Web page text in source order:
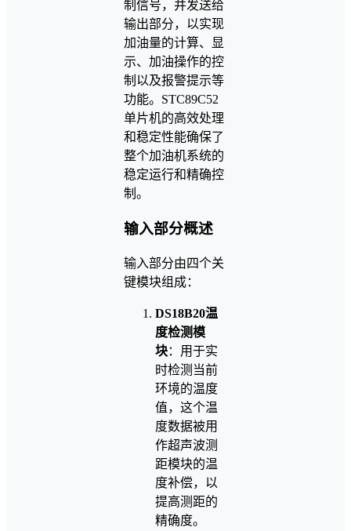
制信号，并发送给
输出部分，以实现
加油量的计算、显
示、加油操作的控
制以及报警提示等
功能。STC89C52
单片机的高效处理
和稳定性能确保了
整个加油机系统的
稳定运行和精确控
制。
输入部分概述
输入部分由四个关
键模块组成：
DS18B20温
度检测模
块：用于实
时检测当前
环境的温度
值，这个温
度数据被用
作超声波测
距模块的温
度补偿，以
提高测距的
精确度。